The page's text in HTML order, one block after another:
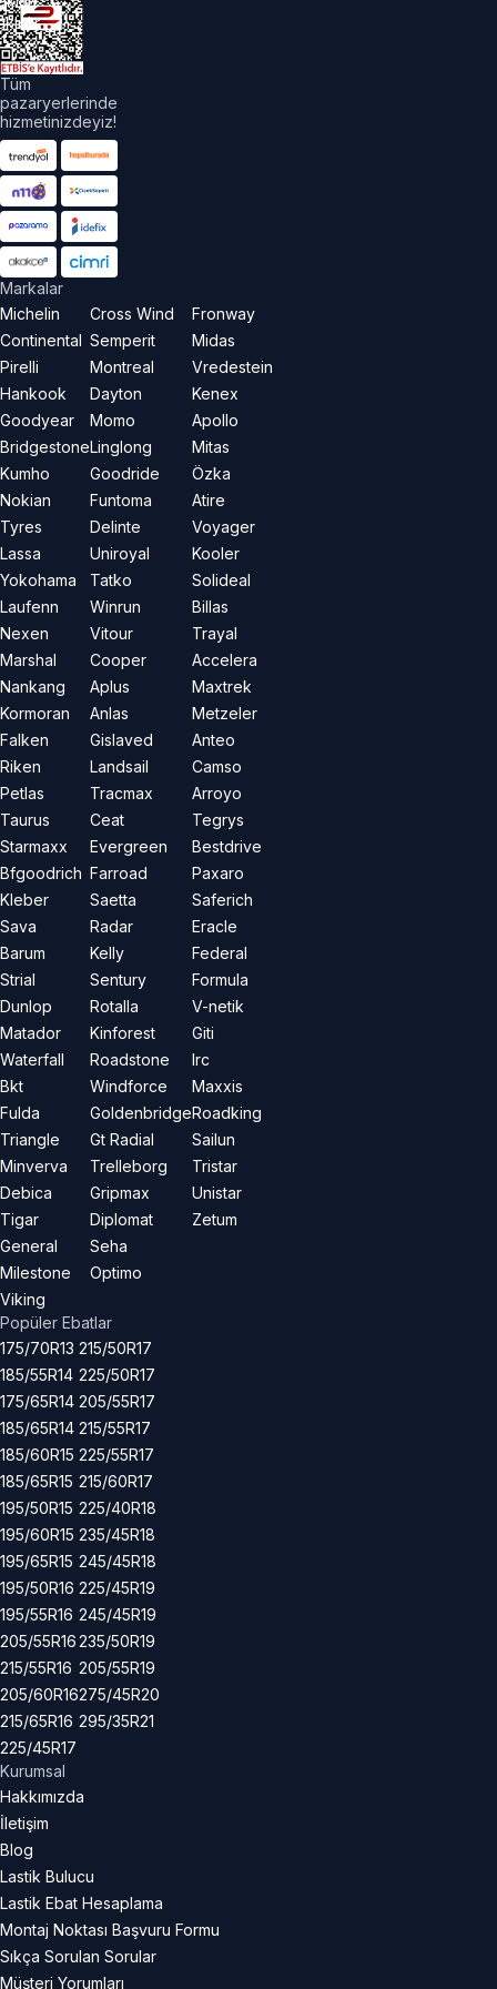
Tüm
pazaryerlerinde
hizmetinizdeyiz!
Markalar
Michelin
Continental
Pirelli
Hankook
Goodyear
Bridgestone
Kumho
Nokian
Tyres
Lassa
Yokohama
Laufenn
Nexen
Marshal
Nankang
Kormoran
Falken
Riken
Petlas
Taurus
Starmaxx
Bfgoodrich
Kleber
Sava
Barum
Strial
Dunlop
Matador
Waterfall
Bkt
Fulda
Triangle
Minverva
Debica
Tigar
General
Milestone
Viking
Cross Wind
Semperit
Montreal
Dayton
Momo
Linglong
Goodride
Funtoma
Delinte
Uniroyal
Tatko
Winrun
Vitour
Cooper
Aplus
Anlas
Gislaved
Landsail
Tracmax
Ceat
Evergreen
Farroad
Saetta
Radar
Kelly
Sentury
Rotalla
Kinforest
Roadstone
Windforce
Goldenbridge
Gt Radial
Trelleborg
Gripmax
Diplomat
Seha
Optimo
Fronway
Midas
Vredestein
Kenex
Apollo
Mitas
Özka
Atire
Voyager
Kooler
Solideal
Billas
Trayal
Accelera
Maxtrek
Metzeler
Anteo
Camso
Arroyo
Tegrys
Bestdrive
Paxaro
Saferich
Eracle
Federal
Formula
V-netik
Giti
Irc
Maxxis
Roadking
Sailun
Tristar
Unistar
Zetum
Popüler Ebatlar
175/70R13
185/55R14
175/65R14
185/65R14
185/60R15
185/65R15
195/50R15
195/60R15
195/65R15
195/50R16
195/55R16
205/55R16
215/55R16
205/60R16
215/65R16
225/45R17
215/50R17
225/50R17
205/55R17
215/55R17
225/55R17
215/60R17
225/40R18
235/45R18
245/45R18
225/45R19
245/45R19
235/50R19
205/55R19
275/45R20
295/35R21
Kurumsal
Hakkımızda
İletişim
Blog
Lastik Bulucu
Lastik Ebat Hesaplama
Montaj Noktası Başvuru Formu
Sıkça Sorulan Sorular
Müşteri Yorumları